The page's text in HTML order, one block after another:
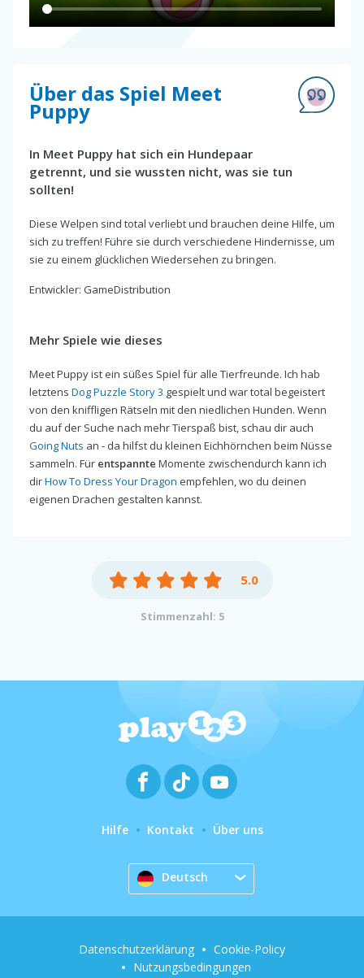
Über das Spiel Meet
Puppy
In Meet Puppy hat sich ein Hundepaar
getrennt, und sie wussten nicht, was sie tun
sollten!
Diese Welpen sind total verliebt und brauchen deine Hilfe, um
sich zu treffen! Führe sie durch verschiedene Hindernisse, um
sie zu einem glücklichen Wiedersehen zu bringen.
Entwickler: GameDistribution
Mehr Spiele wie dieses
Meet Puppy ist ein süßes Spiel für alle Tierfreunde. Ich hab
letztens Dog Puzzle Story 3 gespielt und war total begeistert
von den kniffligen Rätseln mit den niedlichen Hunden. Wenn
du auf der Suche nach mehr Tierspaß bist, schau dir auch
Going Nuts an - da hilfst du kleinen Eichhörnchen beim Nüsse
sammeln. Für entspannte Momente zwischendurch kann ich
dirHow To Dress Your Dragon empfehlen, wo du deinen
eigenen Drachen gestalten kannst.
5.0
Stimmenzahl: 5
Hilfe Kontakt Über uns
Deutsch
Datenschutzerklärung
Cookie-Policy
Nutzungsbedingungen